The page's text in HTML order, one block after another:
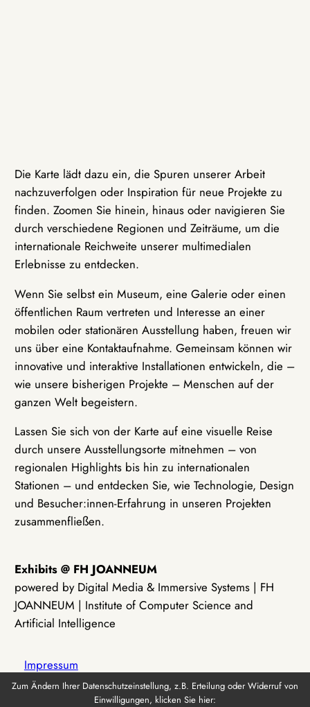
Die Karte lädt dazu ein, die Spuren unserer Arbeit
nachzuverfolgen oder Inspiration für neue Projekte zu
finden. Zoomen Sie hinein, hinaus oder navigieren Sie
durch verschiedene Regionen und Zeiträume, um die
internationale Reichweite unserer multimedialen
Erlebnisse zu entdecken.
Wenn Sie selbst ein Museum, eine Galerie oder einen
öffentlichen Raum vertreten und Interesse an einer
mobilen oder stationären Ausstellung haben, freuen wir
uns über eine Kontaktaufnahme. Gemeinsam können wir
innovative und interaktive Installationen entwickeln, die –
wie unsere bisherigen Projekte – Menschen auf der
ganzen Welt begeistern.
Lassen Sie sich von der Karte auf eine visuelle Reise
durch unsere Ausstellungsorte mitnehmen – von
regionalen Highlights bis hin zu internationalen
Stationen – und entdecken Sie, wie Technologie, Design
und Besucher:innen-Erfahrung in unseren Projekten
zusammenfließen.
Exhibits @ FH JOANNEUM
powered by Digital Media & Immersive Systems | FH
JOANNEUM | Institute of Computer Science and
Artificial Intelligence
Impressum
Zum Ändern Ihrer Datenschutzeinstellung, z.B. Erteilung oder Widerruf von
Einwilligungen, klicken Sie hier: